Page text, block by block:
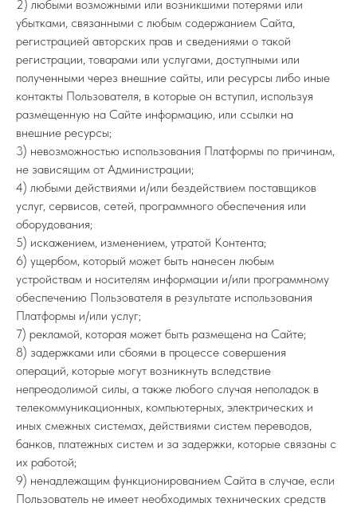
2) любыми возможными или возникшими потерями или
убытками, связанными с любым содержанием Сайта,
регистрацией авторских прав и сведениями о такой
регистрации, товарами или услугами, доступными или
полученными через внешние сайты, или ресурсы либо иные
контакты Пользователя, в которые он вступил, используя
размещенную на Сайте информацию, или ссылки на
внешние ресурсы;
3) невозможностью использования Платформы по причинам,
не зависящим от Администрации;
4) любыми действиями и/или бездействием поставщиков
услуг, сервисов, сетей, программного обеспечения или
оборудования;
5) искажением, изменением, утратой Контента;
6) ущербом, который может быть нанесен любым
устройствам и носителям информации и/или программному
обеспечению Пользователя в результате использования
Платформы и/или услуг;
7) рекламой, которая может быть размещена на Сайте;
8) задержками или сбоями в процессе совершения
операций, которые могут возникнуть вследствие
непреодолимой силы, а также любого случая неполадок в
телекоммуникационных, компьютерных, электрических и
иных смежных системах, действиями систем переводов,
банков, платежных систем и за задержки, которые связаны с
их работой;
9) ненадлежащим функционированием Сайта в случае, если
Пользователь не имеет необходимых технических средств